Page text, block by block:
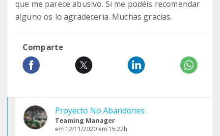
que me parece abusivo. Si me podéis recomendar
alguno os lo agradecería. Muchas gracias.
Comparte
Proyecto No Abandones
Teaming Manager
em 12/11/2020 em 15:22h